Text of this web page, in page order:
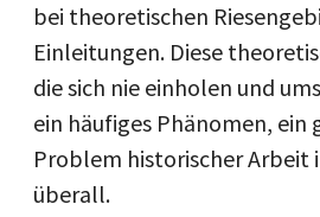
bei theoretischen
Einleitungen. Diese
die sich nie einholen und
ein häufiges Phänomen, ein
Problem historischer Arbeit
überall.